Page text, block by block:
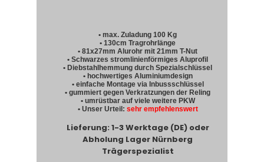
• max. Zuladung 100 Kg
• 130cm Tragrohrlänge
• 81x27mm Alurohr mit 21mm T-Nut
• Schwarzes stromlinienförmiges Aluprofil
• Diebstahlhemmung durch Spezialschlüssel
• hochwertiges Aluminiumdesign
• einfache Montage via Inbussschlüssel
• gummiert gegen Verkratzungen der Reling
• umrüstbar auf viele weitere PKW
• Unser Urteil: sehr empfehlenswert
Lieferung: 1-3 Werktage (DE) oder
Abholung Lager Nürnberg
Trägerspezialist